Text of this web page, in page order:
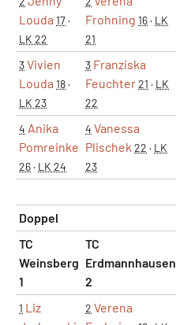
Louda 17·
LK 22
Frohning 16· LK
21
3Vivien
Louda 18·
LK 23
3 Franziska
Feuchter21 · LK
22
4 Anika
Pomreinke
26· LK 24
4 Vanessa
Plischek 22 · LK
23
Doppel
TC
Weinsberg
1
TC
Erdmannhausen
2
1 Liz
2 Verena